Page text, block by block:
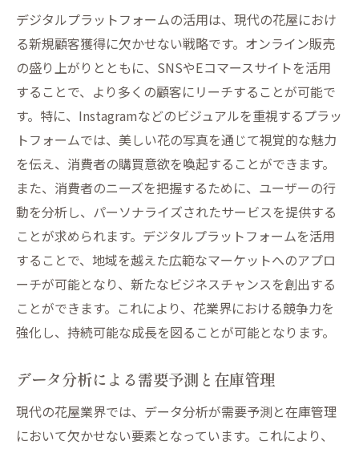
デジタルプラットフォームの活用は、現代の花屋におけ
る新規顧客獲得に欠かせない戦略です。オンライン販売
の盛り上がりとともに、SNSやEコマースサイトを活用
することで、より多くの顧客にリーチすることが可能で
す。特に、Instagramなどのビジュアルを重視するプラッ
トフォームでは、美しい花の写真を通じて視覚的な魅力
を伝え、消費者の購買意欲を喚起することができます。
また、消費者のニーズを把握するために、ユーザーの行
動を分析し、パーソナライズされたサービスを提供する
ことが求められます。デジタルプラットフォームを活用
することで、地域を越えた広範なマーケットへのアプロ
ーチが可能となり、新たなビジネスチャンスを創出する
ことができます。これにより、花業界における競争力を
強化し、持続可能な成長を図ることが可能となります。
データ分析による需要予測と在庫管理
現代の花屋業界では、データ分析が需要予測と在庫管理
において欠かせない要素となっています。これにより、